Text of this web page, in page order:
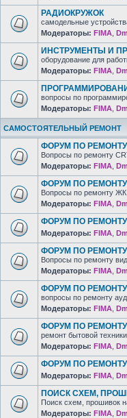
РАДИОКРУЖОК
самодельные
Модераторы: FIMA
ИНСТРУМЕНТЫ И
оборудование для
Модераторы: FIMA
вопросы по
Модераторы: FIMA
САМОСТОЯТЕЛЬНЫЙ РЕМОНТ
ФОРУМ ПО
Вопросы по ремонту
Модераторы: FIMA
ФОРУМ ПО РЕМОНТУ
Вопросы по ремонту
Модераторы: FIMA
ФОРУМ ПО
Модераторы: FIMA
ФОРУМ ПО
Вопросы по ремонту
Модераторы: FIMA
ФОРУМ ПО
вопросы по ремонту
Модераторы: FIMA
ФОРУМ ПО
ремонт бытовой
Модераторы: FIMA
ФОРУМ ПО
Модераторы: FIMA
ПОИСК СХЕМ,
Поиск схем, прошивок
Модераторы: FIMA